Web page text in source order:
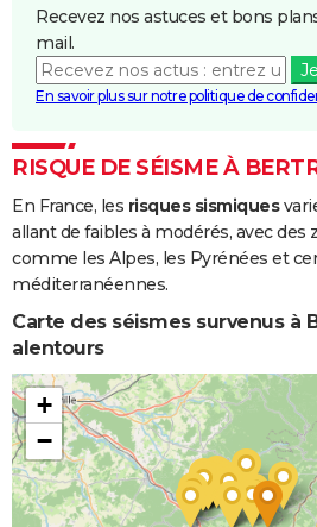
Recevez nos astuces et bons
mail.
En savoir plus sur notre politique de
RISQUE DE SÉISME À
En France, les risques sismiques
allant de faibles à modérés, avec des
comme les Alpes, les Pyrénées et
méditerranéennes.
Carte des séismes survenus à
alentours
+
−